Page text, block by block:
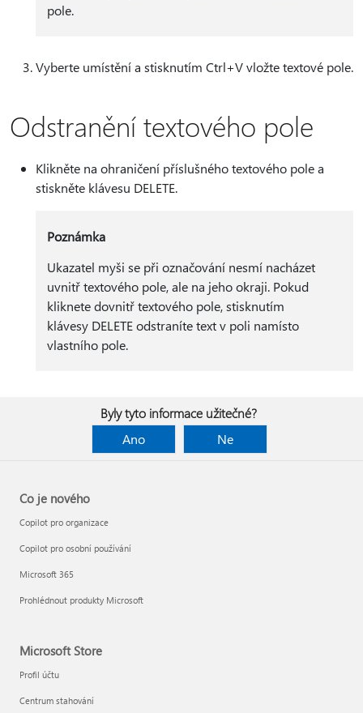
pole.
Vyberte umístění a stisknutím Ctrl+V vložte textové pole.
Odstranění textového pole
Klikněte na ohraničení příslušného textového pole a
stiskněte klávesu DELETE.
Poznámka
Ukazatel myši se při označování nesmí nacházet
uvnitř textového pole, ale na jeho okraji. Pokud
kliknete dovnitř textového pole, stisknutím
klávesy DELETE odstraníte text v poli namísto
vlastního pole.
Byly tyto informace užitečné?
Ano
Ne
Co je nového
Copilot pro organizace
Copilot pro osobní používání
Microsoft 365
Prohlédnout produkty Microsoft
Microsoft Store
Profil účtu
Centrum stahování